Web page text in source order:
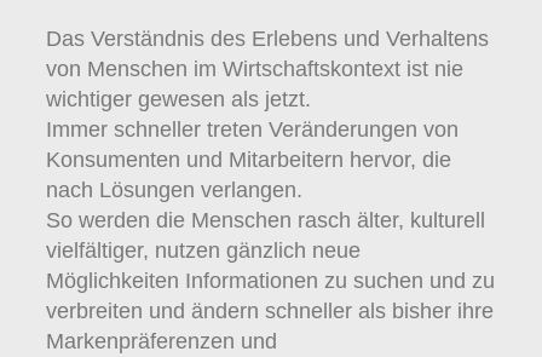
Das Verständnis des Erlebens und Verhaltens
von Menschen im Wirtschaftskontext ist nie
wichtiger gewesen als jetzt.
Immer schneller treten Veränderungen von
Konsumenten und Mitarbeitern hervor, die
nach Lösungen verlangen.
So werden die Menschen rasch älter, kulturell
vielfältiger, nutzen gänzlich neue
Möglichkeiten Informationen zu suchen und zu
verbreiten und ändern schneller als bisher ihre
Markenpräferenzen und